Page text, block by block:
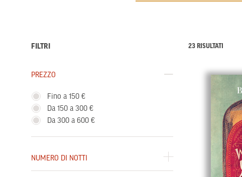
FILTRI
PREZZO
Fino a 150 €
Filtra per Prezzo: Fino a 150 €
Da 150 a 300 €
Filtra per Prezzo: Da 150 a 300 €
Da 300 a 600 €
NUMERO DI NOTTI
23 RISULTATI